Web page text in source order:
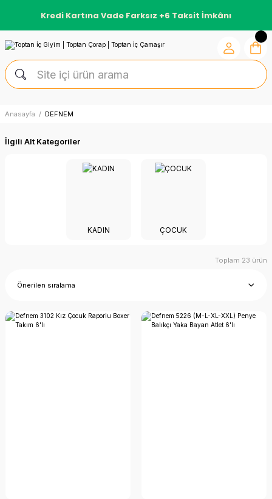
Kredi Kartına Vade Farksız +6 Taksit İmkânı
Anasayfa DEFNEM
İlgili Alt Kategoriler
KADIN ÇOCUK
Toplam 23 ürün